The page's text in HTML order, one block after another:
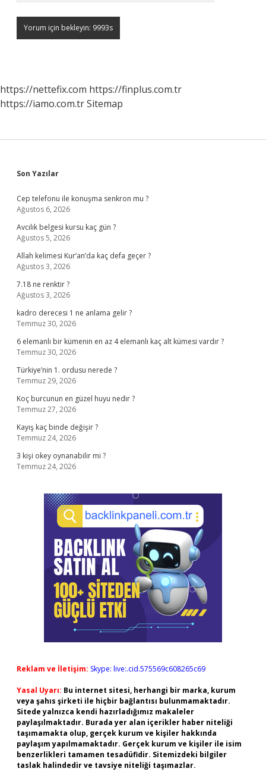
https://nettefix.com https://finplus.com.tr
https://iamo.com.trSitemap
Sidebar
Son Yazılar
Cep telefonu ile konuşma senkron mu ?
Ağustos 6, 2026
Avcılık belgesi kursu kaç gün ?
Ağustos 5, 2026
Allah kelimesi Kur’an’da kaç defa geçer ?
Ağustos 3, 2026
7.18 ne renktir ?
Ağustos 3, 2026
kadro derecesi 1 ne anlama gelir ?
Temmuz 30, 2026
6 elemanlı bir kümenin en az 4 elemanlı kaç alt kümesi vardır ?
Temmuz 30, 2026
Türkiye’nin 1. ordusu nerede ?
Temmuz 29, 2026
Koç burcunun en güzel huyu nedir ?
Temmuz 27, 2026
Kayış kaç binde değişir ?
Temmuz 24, 2026
3 kişi okey oynanabilir mi ?
Temmuz 24, 2026
Reklam ve İletişim: Skype: live:.cid.575569c608265c69
Yasal Uyarı: Bu internet sitesi, herhangi bir marka, kurum
veya şahıs şirketi ile hiçbir bağlantısı bulunmamaktadır.
Sitede yalnızca kendi hazırladığımız makaleler
paylaşılmaktadır. Burada yer alan içerikler haber niteliği
taşımamakta olup, gerçek kurum ve kişiler hakkında
paylaşım yapılmamaktadır. Gerçek kurum ve kişiler ile isim
benzerlikleri tamamen tesadüfidir. Sitemizdeki bilgiler
taslak halindedir ve tavsiye niteliği taşımazlar.